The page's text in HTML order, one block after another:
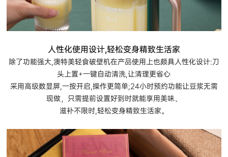
人性化使用设计,轻松变身精致生活家
除了功能强大,澳特美轻食破壁机在产品使用上也颇具人性化设计:刀
头上置+一键自动清洗,让清理更省心
采用高级数显屏,一按开启,操作更简单;24小时预约功能让豆浆无需
现做，只需提前设置好到时就能享用美味、
滋补不限时,轻松变身精致生活家。